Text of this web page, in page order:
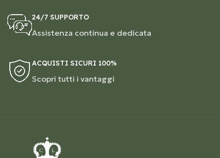
24/7 SUPPORTO
Assistenza continua e dedicata
ACQUISTI SICURI 100%
Scopri tutti i vantaggi